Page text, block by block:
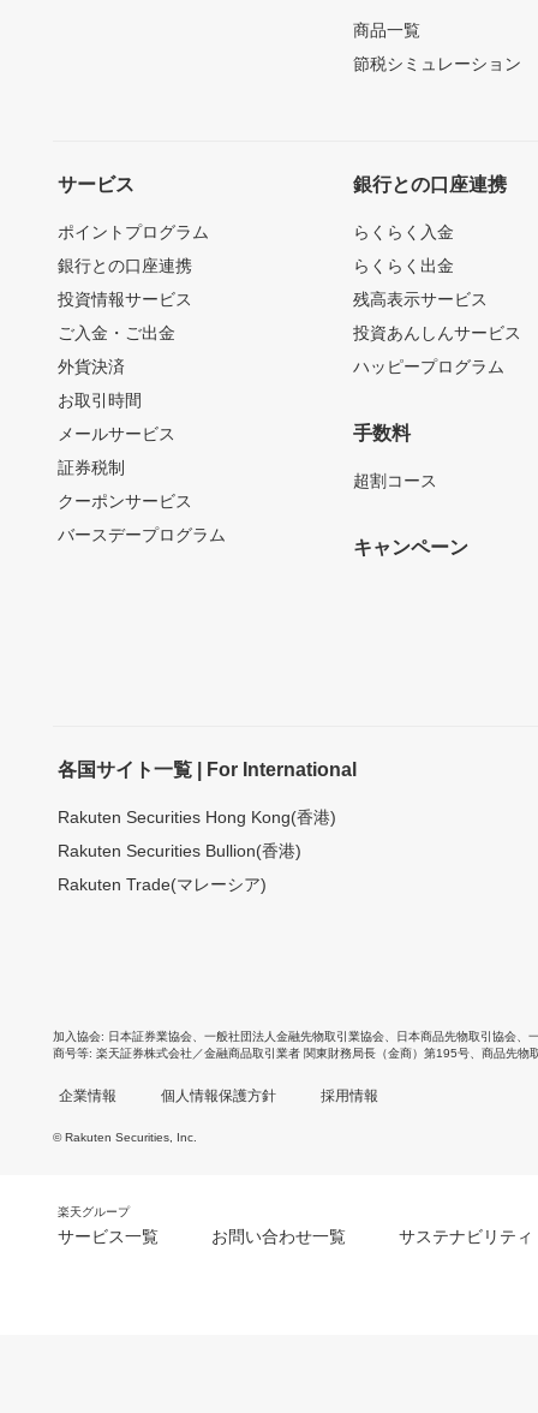
商品一覧
節税シミュレーション
サービス
ポイントプログラム
銀行との口座連携
投資情報サービス
ご入金・ご出金
外貨決済
お取引時間
メールサービス
証券税制
クーポンサービス
バースデープログラム
銀行との口座連携
らくらく入金
らくらく出金
残高表示サービス
投資あんしんサービス
ハッピープログラム
手数料
超割コース
キャンペーン
各国サイト一覧 | For International
Rakuten Securities Hong Kong(香港)
Rakuten Securities Bullion(香港)
Rakuten Trade(マレーシア)
加入協会 日本証券業協会 一般社団法人金融先物取引業協会 日本商品先物取引協会
商号等 楽天証券株式会社／金融商品取引業者 関東財務局長（金商）第195号、商品先物
企業情報 個人情報保護方針 採用情報
© Rakuten Securities, Inc.
楽天グループ
サービス一覧 お問い合わせ一覧 サステナビリティ